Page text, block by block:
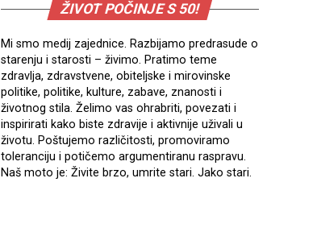
ŽIVOT POČINJE S 50!
Mi smo medij zajednice. Razbijamo predrasude o
starenju i starosti – živimo. Pratimo teme
zdravlja, zdravstvene, obiteljske i mirovinske
politike, politike, kulture, zabave, znanosti i
životnog stila. Želimo vas ohrabriti, povezati i
inspirirati kako biste zdravije i aktivnije uživali u
životu. Poštujemo različitosti, promoviramo
toleranciju i potičemo argumentiranu raspravu.
Naš moto je: Živite brzo, umrite stari. Jako stari.